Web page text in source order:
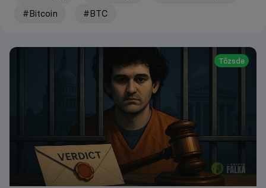
#Bitcoin
#BTC
Tőzsde